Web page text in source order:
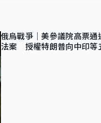
俄烏戰爭｜美參議院高票通
法案 授權特朗普向中印等
100%關稅